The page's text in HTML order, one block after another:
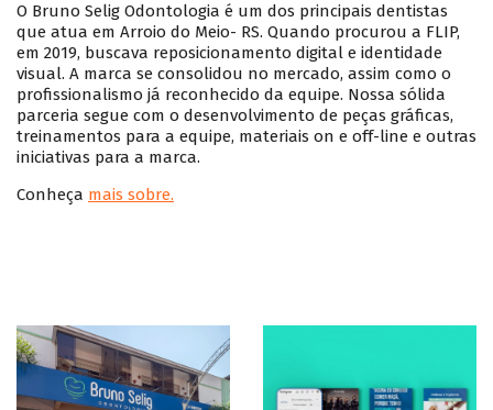
O Bruno Selig Odontologia é um dos principais dentistas
que atua em Arroio do Meio- RS. Quando procurou a FLIP,
em 2019, buscava reposicionamento digital e identidade
visual. A marca se consolidou no mercado, assim como o
profissionalismo já reconhecido da equipe. Nossa sólida
parceria segue com o desenvolvimento de peças gráficas,
treinamentos para a equipe, materiais on e off-line e outras
iniciativas para a marca.
Conheça mais sobre.